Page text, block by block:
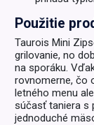
Použitie
Taurois Mini
grilovanie, no
na sporáku.
rovnomerne, čo
letného menu
súčasť taniera s
jednoduché